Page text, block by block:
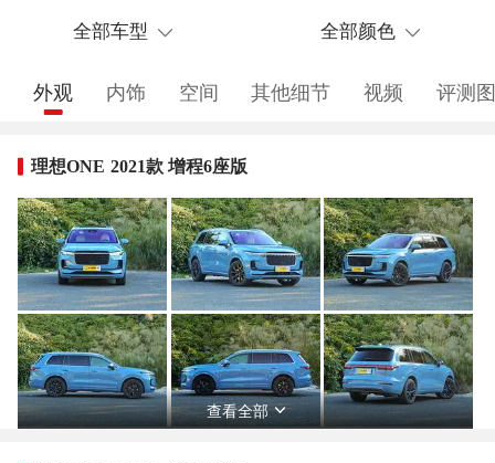
全部车型 全部颜色
外观 内饰 空间 其他细节 视频 评测
理想ONE 2021款 增程6座版
查看全部